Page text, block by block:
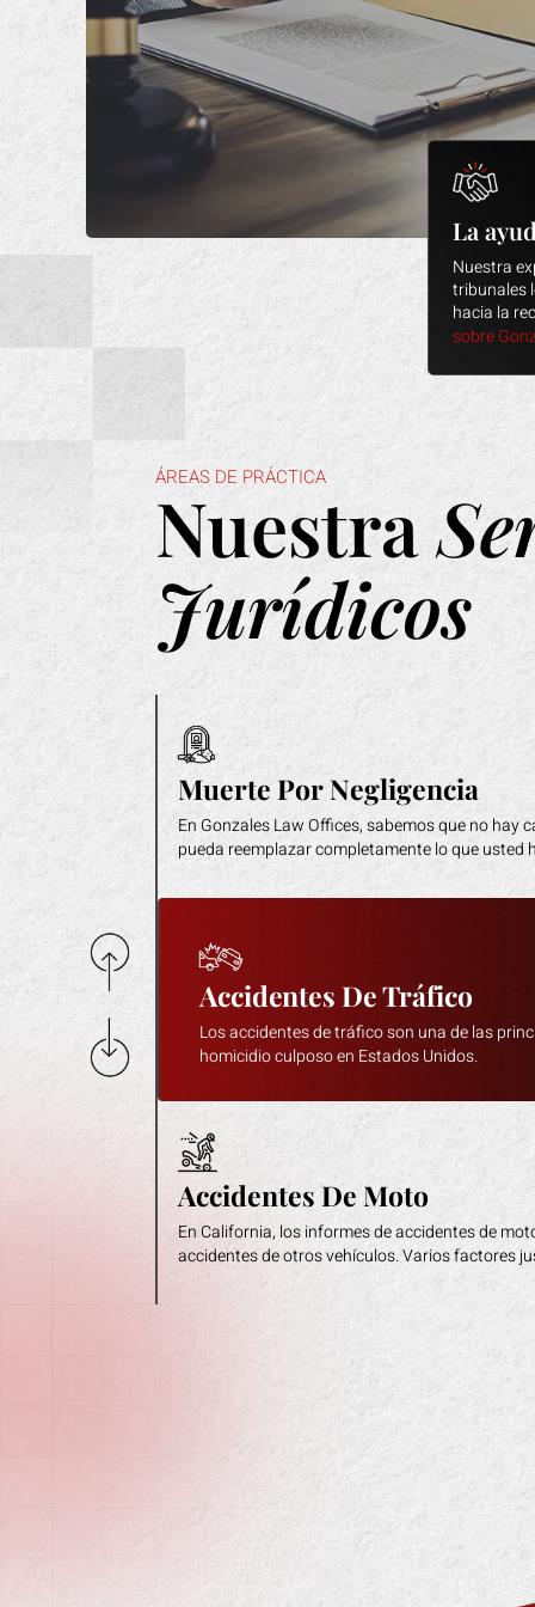
La
Nuestra
tribunales
hacia la
sobre
ÁREAS DE PRÁCTICA
Nuestra
Jurídicos
Muerte Por Negligencia
En Gonzales Law Offices, sabemos que no
pueda reemplazar completamente lo que usted
Accidentes De Tráfico
Los accidentes de tráfico son una de las
homicidio culposo en Estados Unidos.
Accidentes De Moto
En California, los informes de accidentes de
accidentes de otros vehículos. Varios factores
Muerte Por Negligencia
En Gonzales Law Offices, sabemos que no
pueda reemplazar completamente lo que usted
Accidentes De Tráfico
Los accidentes de tráfico son una de las
homicidio culposo en Estados Unidos.
Accidentes De Moto
En California, los informes de accidentes de
accidentes de otros vehículos. Varios factores
Muerte Por Negligencia
En Gonzales Law Offices, sabemos que no
pueda reemplazar completamente lo que usted